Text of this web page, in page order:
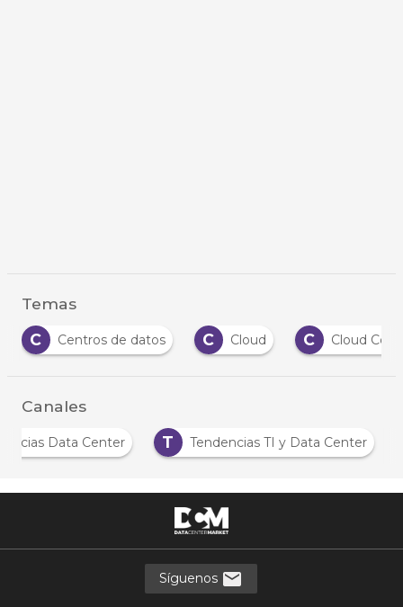
Temas
C
Centros de datos C Cloud C Cloud
Canales
Data Center T Tendencias TI y Data Center
Síguenos